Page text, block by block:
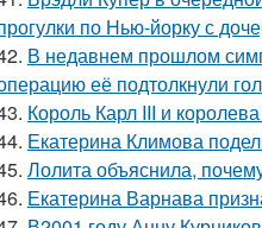
по Нью-йорку с
В недавнем прошлом
её подтолкнули
Король Карл III и
Екатерина Климова
Лолита объяснила,
Екатерина Варнава